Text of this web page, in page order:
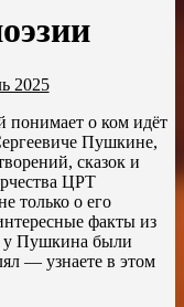
2025
понимает о ком идёт
Пушкине,
сказок и
ЦРТ
только о его
факты из
у Пушкина были
— узнаете в этом